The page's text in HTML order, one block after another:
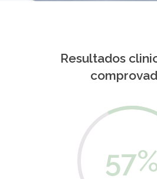
Resultados
57